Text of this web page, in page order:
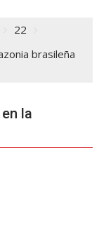
22
brasileña
la